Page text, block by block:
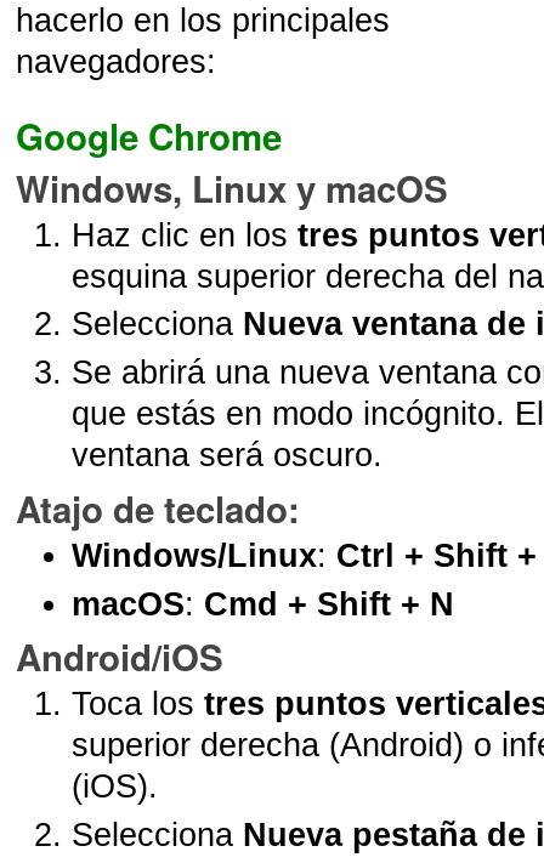
hacerlo en los principales
navegadores:
Google Chrome
Windows, Linux y macOS
Haz clic en lostres puntos
esquina superior derecha del
Selecciona Nueva ventana
Se abrirá una nueva ventana
que estás en modo incógnito.
ventana será oscuro.
Atajo de teclado:
Windows/Linux: Ctrl + Shift +
macOS: Cmd + Shift + N
Android/iOS
Toca lostres puntos
superior derecha (Android) o
(iOS).
Selecciona Nueva pestaña